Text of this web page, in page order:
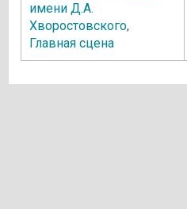
имени Д.А.
Хворостовского,
Главная сцена